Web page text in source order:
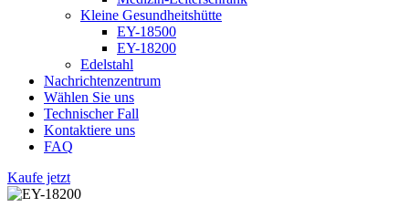
Kleine Gesundheitshütte
EY-18500
EY-18200
Edelstahl
Nachrichtenzentrum
Wählen Sie uns
Technischer Fall
Kontaktiere uns
FAQ
Kaufe jetzt